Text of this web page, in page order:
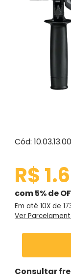
Cód:
R$
com 5% de
Em até 10X de
Ver
Consultar